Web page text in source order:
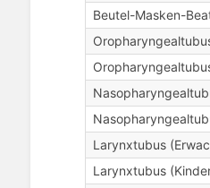
Beutel-Masken-
Larynxtubus
Larynxtubus